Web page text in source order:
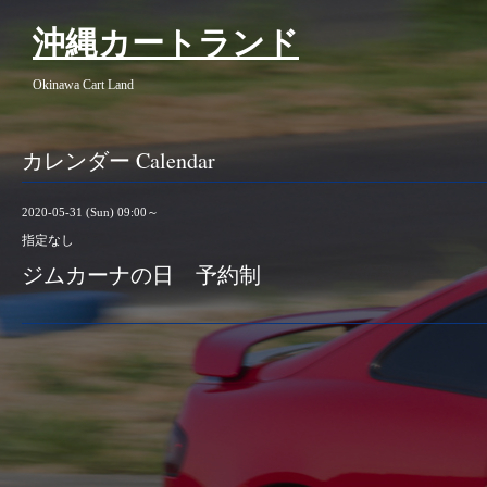
沖縄カートランド
Okinawa Cart Land
カレンダー Calendar
2020-05-31 (Sun) 09:00～
指定なし
ジムカーナの日 予約制